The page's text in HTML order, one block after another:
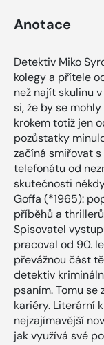
Anotace
Detektiv Miko
kolegy a přítele
než najít skulinu
si, že by se
krokem totiž jen
pozůstatky
začíná smiřovat
telefonátu od
skutečnosti
Goffa (*1965):
příběhů a
Spisovatel
pracoval od 90.
převážnou část
detektiv
psaním. Tomu
kariéry. Literární
nejzajímavější
jak využívá své